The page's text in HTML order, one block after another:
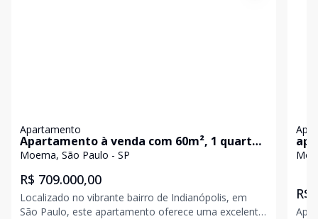
Apartamento
Apartamento à venda com 60m², 1 quarto
e 1 vaga
Moema, São Paulo - SP
R$ 709.000,00
Localizado no vibrante bairro de Indianópolis, em
São Paulo, este apartamento oferece uma excelente
R$